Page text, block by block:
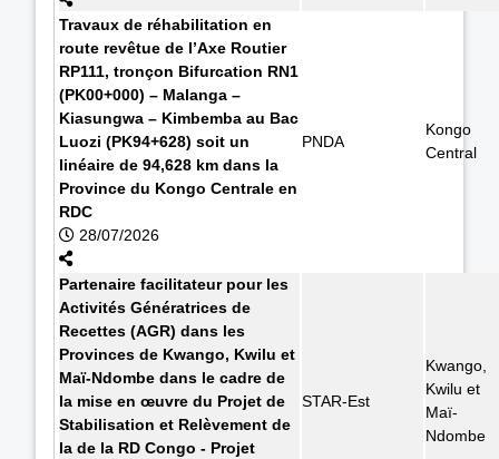
Travaux de réhabilitation en
route revêtue de l’Axe Routier
RP111, tronçon Bifurcation RN1
(PK00+000) – Malanga –
Kiasungwa – Kimbemba au Bac
Luozi (PK94+628) soit un
linéaire de 94,628 km dans la
Province du Kongo Centrale en
RDC
28/07/2026
PNDA
Kongo
Central
Partenaire facilitateur pour les
Activités Génératrices de
Recettes (AGR) dans les
Provinces de Kwango, Kwilu et
Maï-Ndombe dans le cadre de
la mise en œuvre du Projet de
Stabilisation et Relèvement de
la de la RD Congo - Projet
STAR-Est
Kwango,
Kwilu et
Maï-
Ndombe